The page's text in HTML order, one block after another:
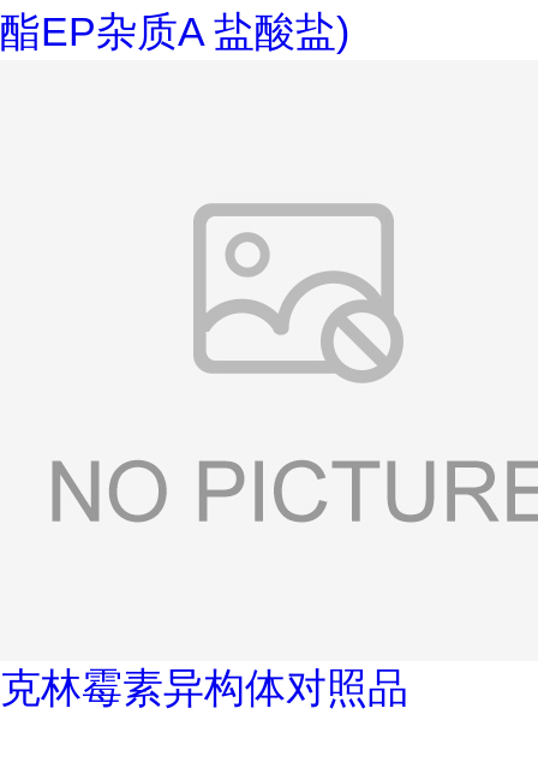
酯EP杂质A 盐酸盐)
克林霉素异构体对照品